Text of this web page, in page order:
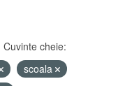
Cuvinte cheie:
scoala